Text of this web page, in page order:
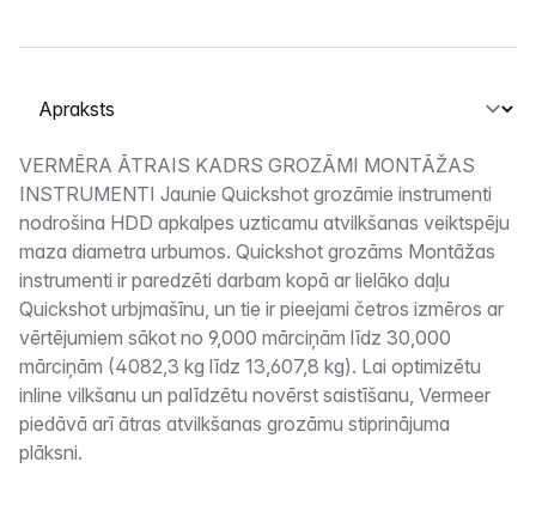
Atlasiet cilni
Apraksts
VERMĒRA ĀTRAIS KADRS GROZĀMI MONTĀŽAS
INSTRUMENTI Jaunie Quickshot grozāmie instrumenti
nodrošina HDD apkalpes uzticamu atvilkšanas veiktspēju
maza diametra urbumos. Quickshot grozāms Montāžas
instrumenti ir paredzēti darbam kopā ar lielāko daļu
Quickshot urbjmašīnu, un tie ir pieejami četros izmēros ar
vērtējumiem sākot no 9,000 mārciņām līdz 30,000
mārciņām (4082,3 kg līdz 13,607,8 kg). Lai optimizētu
inline vilkšanu un palīdzētu novērst saistīšanu, Vermeer
piedāvā arī ātras atvilkšanas grozāmu stiprinājuma
plāksni.